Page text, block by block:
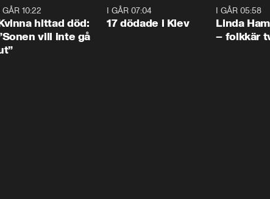
GÅR 10:22
hittad död:
vill inte gå
I GÅR 07:04
17 dödade i Kiev
I GÅR 05:58
Linda
– folkkär